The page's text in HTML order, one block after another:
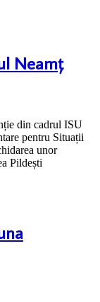
Neamț
din cadrul ISU
pentru Situații
unor
Pildești